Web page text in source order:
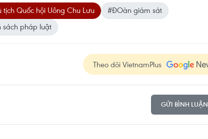
tịch Quốc hội Uông Chu Lưu
#ĐOàn giám sát
sách pháp luật
Theo dõi VietnamPlus
GỬI BÌNH LUẬN